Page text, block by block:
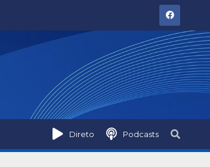
Direto Podcasts